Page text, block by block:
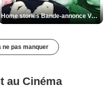
Home stories Bande-annonce VO STFR
ne pas manquer
au Cinéma